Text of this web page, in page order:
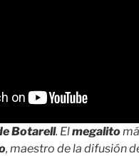
Botarell. Elmegalito
, maestro de la difusión